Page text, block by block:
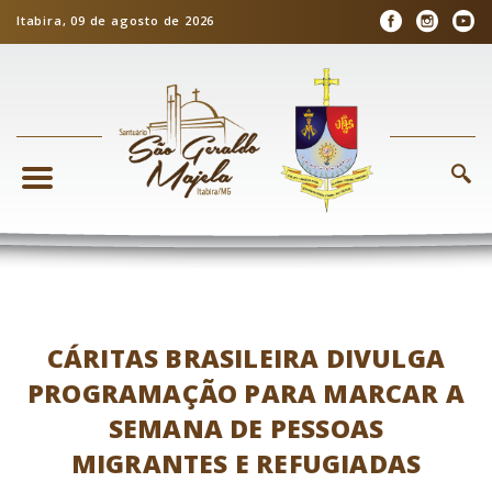
Itabira, 09 de agosto de 2026
CÁRITAS BRASILEIRA DIVULGA
PROGRAMAÇÃO PARA MARCAR A
SEMANA DE PESSOAS
MIGRANTES E REFUGIADAS